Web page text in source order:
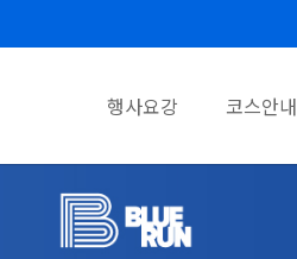
행사요강 코스안내